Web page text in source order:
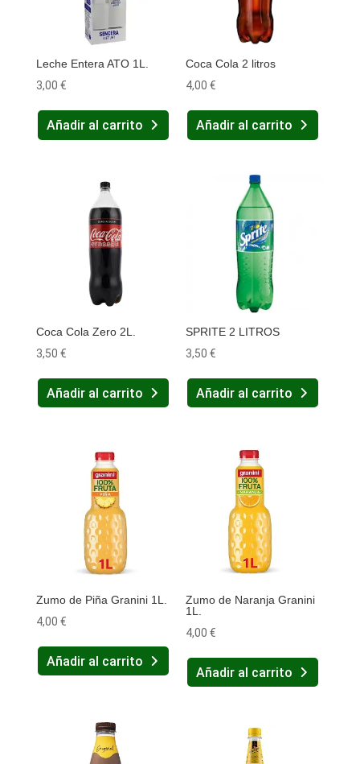
Leche Entera ATO 1L.
3,00 €
Añadir al carrito
Coca Cola 2 litros
4,00€
Añadir al carrito
Coca Cola Zero 2L.
3,50 €
Añadir al carrito
SPRITE 2 LITROS
3,50€
Añadir al carrito
Zumo de Piña Granini 1L.
4,00 €
Añadir al carrito
Zumo de Naranja Granini
1L.
4,00€
Añadir al carrito